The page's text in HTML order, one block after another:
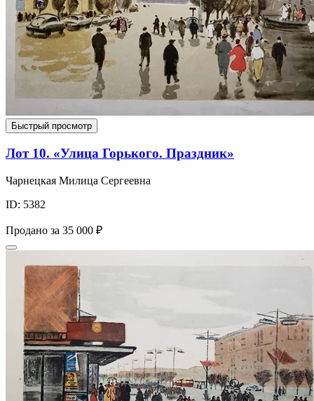
Быстрый просмотр
Лот 10. «Улица Горького. Праздник»
Чарнецкая Милица Сергеевна
ID: 5382
Продано за 35 000 ₽